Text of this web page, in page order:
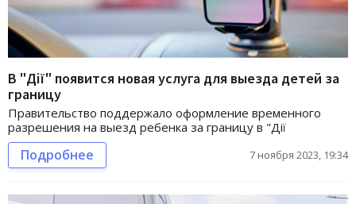
В "Дії" появится новая услуга для выезда детей за
границу
Правительство поддержало оформление временного
разрешения на выезд ребенка за границу в "Дії
Подробнее 7 ноября 2023, 19:34